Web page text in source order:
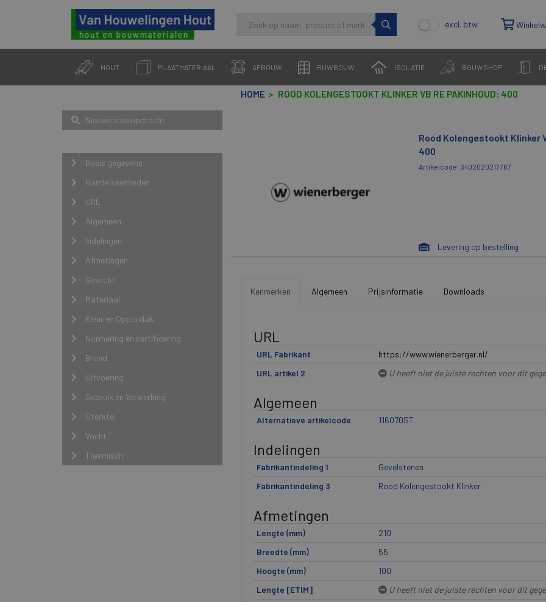
excl. btw
HOUT PLAATMATERIAAL AFBOUW RUWBOUW ISOLATIE BOUWSHOP
Nieuwe zoekopdracht
Basis gegevens
Handelseenheden
URL
Algemeen
Indelingen
Afmetingen
Gewicht
Materiaal
Kleur en Oppervlak
Normering en certificering
Brand
Uitvoering
Gebruik en Verwerking
Sterkte
Vocht
Thermisch
HOME ROOD KOLENGESTOOKT KLINKER VB RE PAKINHOUD: 400
Rood Kolengestookt Klinker
400
Artikelcode: 3402020217767
Levering op bestelling
Kenmerken Algemeen Prijsinformatie Downloads
URL
URL Fabrikant
https://www.wienerberger.nl/
URL artikel 2
U heeft niet de juiste rechten voor dit
Algemeen
Alternatieve artikelcode 116070ST
Indelingen
Fabrikantindeling 1
Gevelstenen
Fabrikantindeling 3
Rood Kolengestookt Klinker
Afmetingen
Lengte (mm)
210
Breedte (mm)
55
Hoogte (mm)
100
Lengte [ETIM]
U heeft niet de juiste rechten voor dit